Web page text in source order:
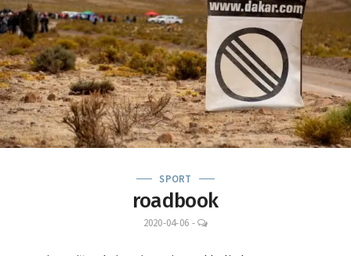
SPORT
roadbook
2020-04-06 -
LEAVE